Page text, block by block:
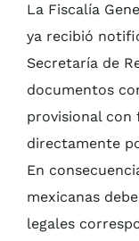
La Fiscalía
ya recibió
Secretaría de
documentos
provisional con
directamente
En
mexicanas
legales